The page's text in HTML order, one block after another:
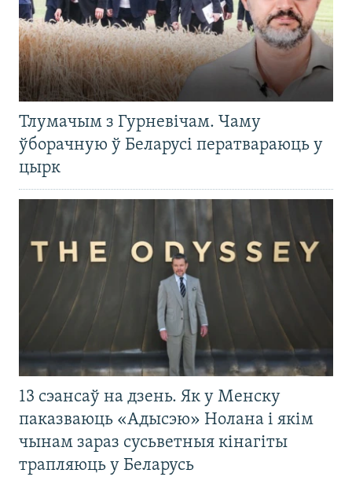
Тлумачым з Гурневічам. Чаму
ўборачную ў Беларусі ператвараюць у
цырк
13 сэансаў на дзень. Як у Менску
паказваюць «Адысэю» Нолана і якім
чынам зараз сусьветныя кінагіты
трапляюць у Беларусь